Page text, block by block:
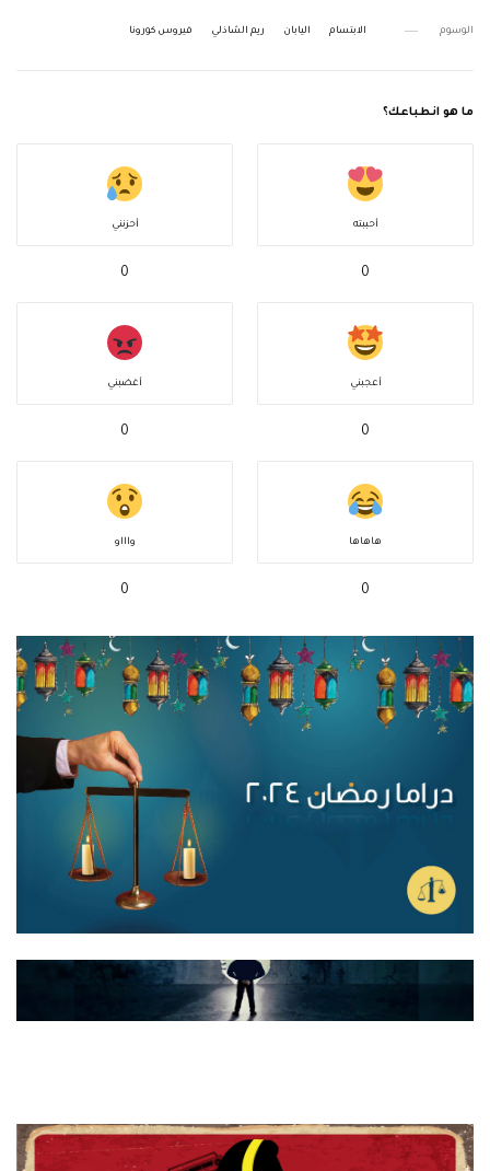
الوسوم الابتسام اليابان ريم الشاذلي فيروس كورونا
ما هو انطباعك؟
أحببته
0
أحزنني
0
أعجبني
0
أغضبني
0
هاهاها
0
واااو
0